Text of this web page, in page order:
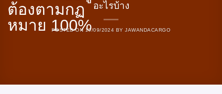
อะไรบ้าง
POSTED ON 19/09/2024 BYJAWANDACARGO